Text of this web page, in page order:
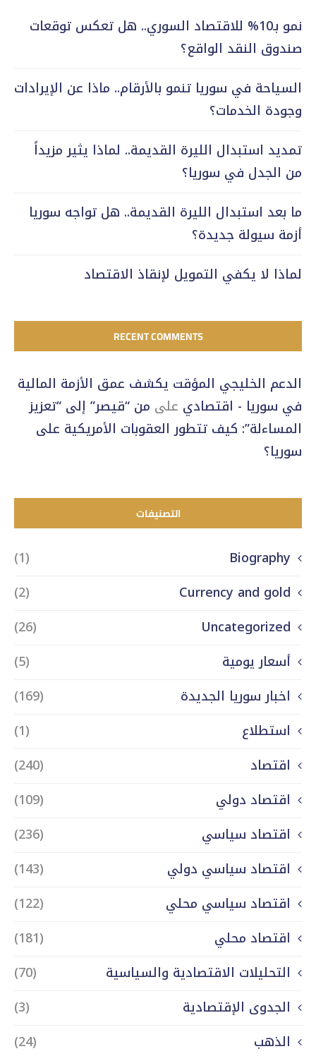
نمو بـ10% للاقتصاد السوري.. هل تعكس توقعات
صندوق النقد الواقع؟
السياحة في سوريا تنمو بالأرقام.. ماذا عن الإيرادات
وجودة الخدمات؟
تمديد استبدال الليرة القديمة.. لماذا يثير مزيداً
من الجدل في سوريا؟
ما بعد استبدال الليرة القديمة.. هل تواجه سوريا
أزمة سيولة جديدة؟
لماذا لا يكفي التمويل لإنقاذ الاقتصاد
RECENT COMMENTS
الدعم الخليجي المؤقت يكشف عمق الأزمة المالية
في سوريا - اقتصادي على من “قيصر” إلى “تعزيز
المساءلة”: كيف تتطور العقوبات الأمريكية على
سوريا؟
التصنيفات
Biography
(1)
Currency and gold
(2)
Uncategorized
(26)
أسعار يومية
(5)
اخبار سوريا الجديدة
(169)
استطلاع
(1)
اقتصاد
(240)
اقتصاد دولي
(109)
اقتصاد سياسي
(236)
اقتصاد سياسي دولي
(143)
اقتصاد سياسي محلي
(122)
اقتصاد محلي
(181)
التحليلات الاقتصادية والسياسية
(70)
الجدوى الإقتصادية
(3)
الذهب
(24)